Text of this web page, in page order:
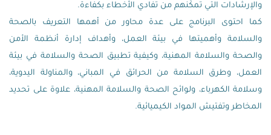
والإرشادات التي تمكّنهم من تفادي الأخطاء بكفاءة.
كما احتوى البرنامج على عدة محاور من أهمها التعريف بالصحة
والسلامة وأهميتها في بيئة العمل، وأهداف إدارة أنظمة الأمن
والصحة والسلامة المهنية، وكيفية تطبيق الصحة والسلامة في بيئة
العمل، وطرق السلامة من الحرائق في المباني، والمناولة اليدوية،
وسلامة الكهرباء، ولوائح الصحة والسلامة المهنية، علاوة على تحديد
المخاطر وتفتيش المواد الكيميائية.